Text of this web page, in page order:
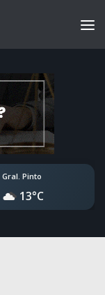
Gral. Pinto
13°C